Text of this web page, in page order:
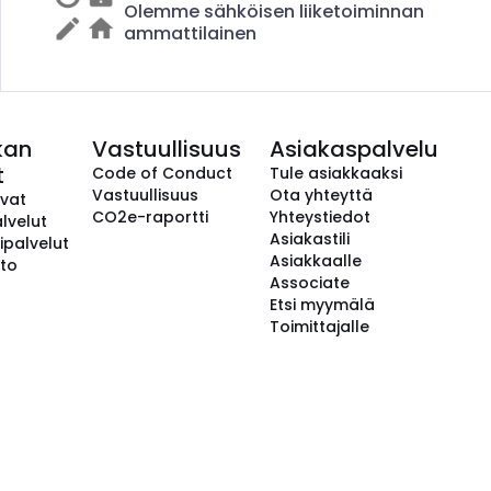
Olemme sähköisen liiketoiminnan
ammattilainen
Vastuullisuus
Code of Conduct
Vastuullisuus
CO2e-raportti
Asiakaspalvelu
Tule asiakkaaksi
Ota yhteyttä
Yhteystiedot
Asiakastili
Asiakkaalle
Associate
Etsi myymälä
Toimittajalle